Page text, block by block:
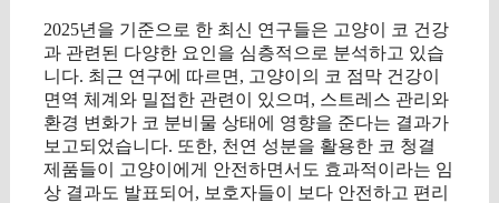
2025년을 기준으로 한 최신 연구들은 고양이 코 건강
과 관련된 다양한 요인을 심층적으로 분석하고 있습
니다. 최근 연구에 따르면, 고양이의 코 점막 건강이
면역 체계와 밀접한 관련이 있으며, 스트레스 관리와
환경 변화가 코 분비물 상태에 영향을 준다는 결과가
보고되었습니다. 또한, 천연 성분을 활용한 코 청결
제품들이 고양이에게 안전하면서도 효과적이라는 임
상 결과도 발표되어, 보호자들이 보다 안전하고 편리